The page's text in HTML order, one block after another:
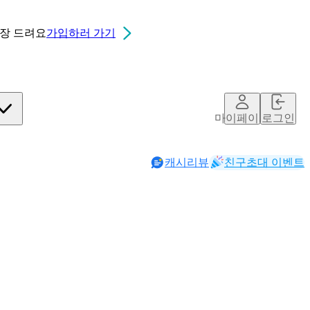
드려요가입하러 가기
마이페이지로그인
캐시리뷰 친구초대 이벤트